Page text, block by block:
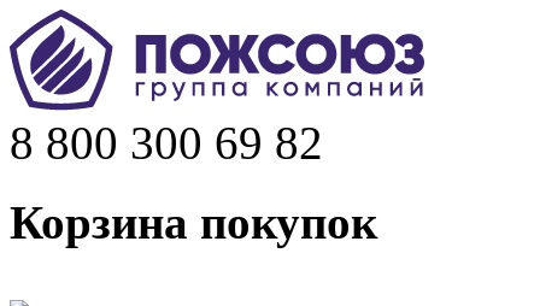
8 800 300 69 82
Корзина покупок